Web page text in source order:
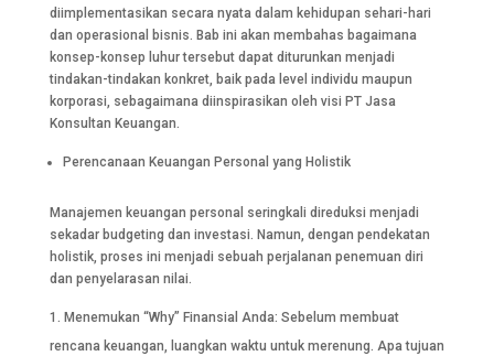
diimplementasikan secara nyata dalam kehidupan sehari-hari
dan operasional bisnis. Bab ini akan membahas bagaimana
konsep-konsep luhur tersebut dapat diturunkan menjadi
tindakan-tindakan konkret, baik pada level individu maupun
korporasi, sebagaimana diinspirasikan oleh visi PT Jasa
Konsultan Keuangan.
Perencanaan Keuangan Personal yang Holistik
Manajemen keuangan personal seringkali direduksi menjadi
sekadar budgeting dan investasi. Namun, dengan pendekatan
holistik, proses ini menjadi sebuah perjalanan penemuan diri
dan penyelarasan nilai.
Menemukan “Why” Finansial Anda: Sebelum membuat
rencana keuangan, luangkan waktu untuk merenung. Apa tujuan